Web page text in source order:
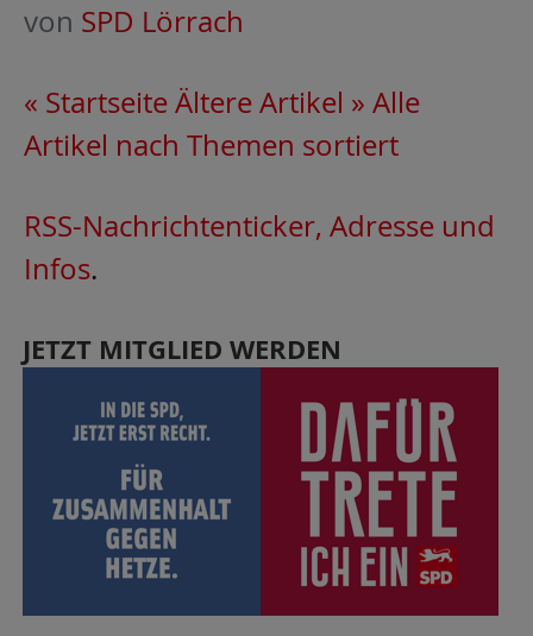
von SPD Lörrach
« StartseiteÄltere Artikel » Alle
Artikel nach Themen sortiert
RSS-Nachrichtenticker, Adresse und
Infos.
JETZT MITGLIED WERDEN